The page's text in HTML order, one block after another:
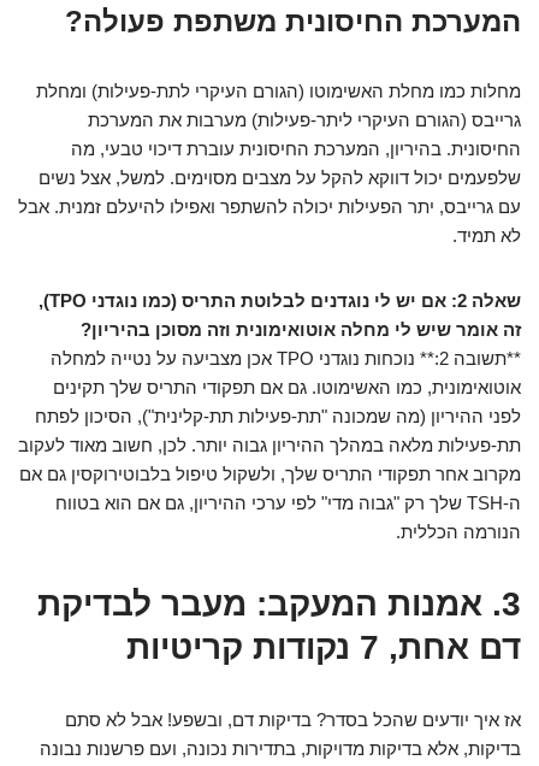
המערכת החיסונית משתפת פעולה?
מחלות כמו מחלת האשימוטו (הגורם העיקרי לתת-פעילות) ומחלת
גרייבס (הגורם העיקרי ליתר-פעילות) מערבות את המערכת
החיסונית. בהיריון, המערכת החיסונית עוברת דיכוי טבעי, מה
שלפעמים יכול דווקא להקל על מצבים מסוימים. למשל, אצל נשים
עם גרייבס, יתר הפעילות יכולה להשתפר ואפילו להיעלם זמנית. אבל
לא תמיד.
שאלה 2: אם יש לי נוגדנים לבלוטת התריס (כמו נוגדני TPO),
זה אומר שיש לי מחלה אוטואימונית וזה מסוכן בהיריון?
**תשובה 2:** נוכחות נוגדני TPO אכן מצביעה על נטייה למחלה
אוטואימונית, כמו האשימוטו. גם אם תפקודי התריס שלך תקינים
לפני ההיריון (מה שמכונה "תת-פעילות תת-קלינית"), הסיכון לפתח
תת-פעילות מלאה במהלך ההיריון גבוה יותר. לכן, חשוב מאוד לעקוב
מקרוב אחר תפקודי התריס שלך, ולשקול טיפול בלבוטירוקסין גם אם
ה-TSH שלך רק "גבוה מדי" לפי ערכי ההיריון, גם אם הוא בטווח
הנורמה הכללית.
3. אמנות המעקב: מעבר לבדיקת
דם אחת, 7 נקודות קריטיות
אז איך יודעים שהכל בסדר? בדיקות דם, ובשפע! אבל לא סתם
בדיקות, אלא בדיקות מדויקות, בתדירות נכונה, ועם פרשנות נבונה